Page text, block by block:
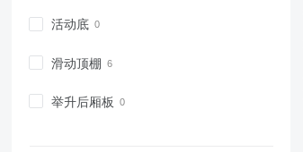
活动底
滑动顶棚
举升后厢板